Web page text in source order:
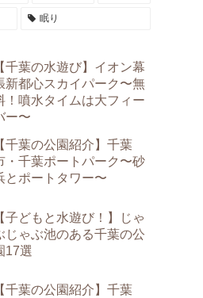
眠り
【千葉の水遊び】イオン幕
新都心スカイパーク〜無
！噴水タイムは大フィー
ー〜
【千葉の公園紹介】千葉
・千葉ポートパーク〜砂
とポートタワー〜
【子どもと水遊び！】じゃ
じゃぶ池のある千葉の公
17選
【千葉の公園紹介】千葉